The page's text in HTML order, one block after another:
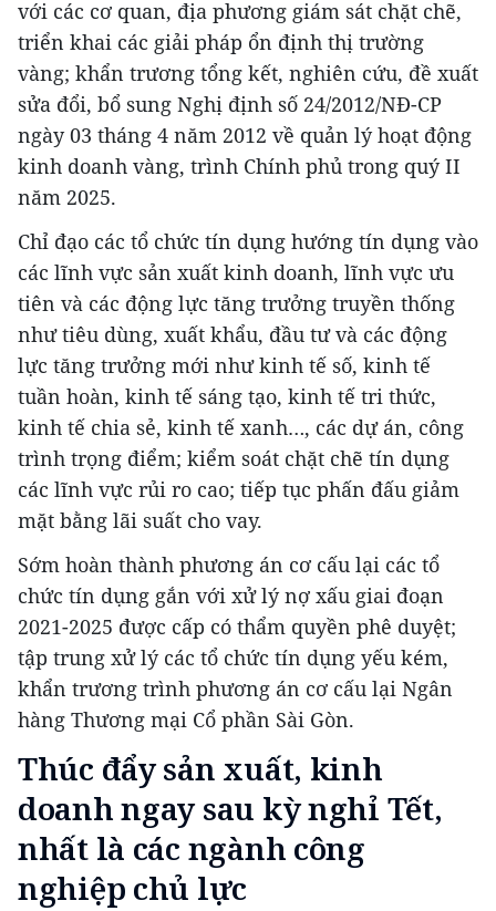
với các cơ quan, địa phương giám sát chặt chẽ,
triển khai các giải pháp ổn định thị trường
vàng; khẩn trương tổng kết, nghiên cứu, đề xuất
sửa đổi, bổ sung Nghị định số 24/2012/NĐ-CP
ngày 03 tháng 4 năm 2012 về quản lý hoạt động
kinh doanh vàng, trình Chính phủ trong quý II
năm 2025.
Chỉ đạo các tổ chức tín dụng hướng tín dụng vào
các lĩnh vực sản xuất kinh doanh, lĩnh vực ưu
tiên và các động lực tăng trưởng truyền thống
như tiêu dùng, xuất khẩu, đầu tư và các động
lực tăng trưởng mới như kinh tế số, kinh tế
tuần hoàn, kinh tế sáng tạo, kinh tế tri thức,
kinh tế chia sẻ, kinh tế xanh…, các dự án, công
trình trọng điểm; kiểm soát chặt chẽ tín dụng
các lĩnh vực rủi ro cao; tiếp tục phấn đấu giảm
mặt bằng lãi suất cho vay.
Sớm hoàn thành phương án cơ cấu lại các tổ
chức tín dụng gắn với xử lý nợ xấu giai đoạn
2021-2025 được cấp có thẩm quyền phê duyệt;
tập trung xử lý các tổ chức tín dụng yếu kém,
khẩn trương trình phương án cơ cấu lại Ngân
hàng Thương mại Cổ phần Sài Gòn.
Thúc đẩy sản xuất, kinh
doanh ngay sau kỳ nghỉ Tết,
nhất là các ngành công
nghiệp chủ lực